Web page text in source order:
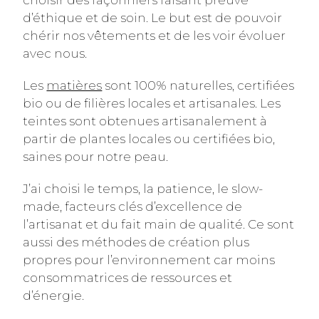
d’éthique et de soin. Le but est de pouvoir
chérir nos vêtements et de les voir évoluer
avec nous.
Les matières sont 100% naturelles, certifiées
bio ou de filières locales et artisanales. Les
teintes sont obtenues artisanalement à
partir de plantes locales ou certifiées bio,
saines pour notre peau.
J’ai choisi le temps, la patience, le slow-
made, facteurs clés d’excellence de
l’artisanat et du fait main de qualité. Ce sont
aussi des méthodes de création plus
propres pour l’environnement car moins
consommatrices de ressources et
d’énergie.